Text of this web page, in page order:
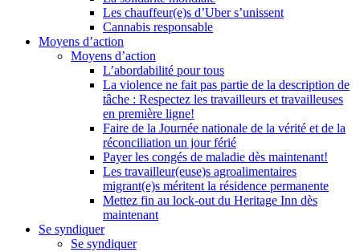
Les chauffeur(e)s d’Uber s’unissent
Cannabis responsable
Moyens d’action
Moyens d’action
L’abordabilité pour tous
La violence ne fait pas partie de la description de
tâche : Respectez les travailleurs et travailleuses
en première ligne!
Faire de la Journée nationale de la vérité et de la
réconciliation un jour férié
Payer les congés de maladie dès maintenant!
Les travailleur(euse)s agroalimentaires
migrant(e)s méritent la résidence permanente
Mettez fin au lock-out du Heritage Inn dès
maintenant
Se syndiquer
Se syndiquer